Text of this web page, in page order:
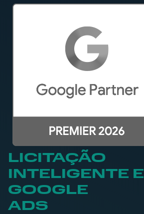
LICITAÇÃO
INTELIGENTE E
GOOGLE
ADS